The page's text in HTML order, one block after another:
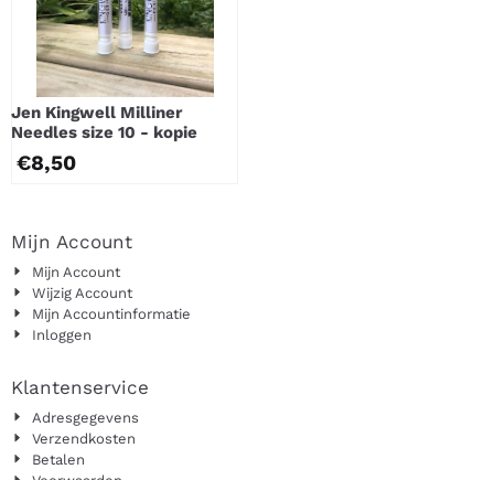
Jen Kingwell Milliner
Needles size 10 - kopie
€8,50
Mijn Account
Mijn Account
Wijzig Account
Mijn Accountinformatie
Inloggen
Klantenservice
Adresgegevens
Verzendkosten
Betalen